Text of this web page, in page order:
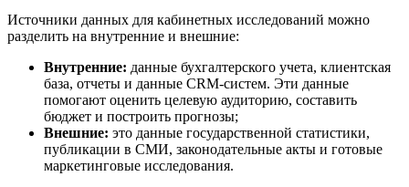
Источники данных для кабинетных исследований можно
разделить на внутренние и внешние:
Внутренние: данные бухгалтерского учета, клиентская
база, отчеты и данные CRM-систем. Эти данные
помогают оценить целевую аудиторию, составить
бюджет и построить прогнозы;
Внешние: это данные государственной статистики,
публикации в СМИ, законодательные акты и готовые
маркетинговые исследования.